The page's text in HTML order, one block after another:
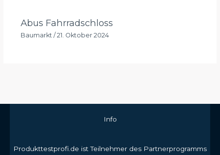
Abus Fahrradschloss
Baumarkt/ 21. Oktober 2024
Info
Produkttestprofi.de ist Teilnehmer des Partnerprogramms